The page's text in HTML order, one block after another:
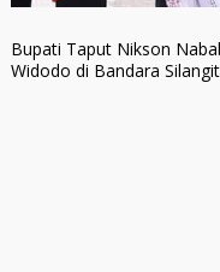
Bupati Taput Nikson
Widodo di Bandara